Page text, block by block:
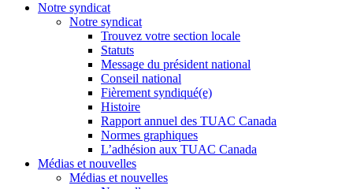
Notre syndicat
Notre syndicat
Trouvez votre section locale
Statuts
Message du président national
Conseil national
Fièrement syndiqué(e)
Histoire
Rapport annuel des TUAC Canada
Normes graphiques
L’adhésion aux TUAC Canada
Médias et nouvelles
Médias et nouvelles